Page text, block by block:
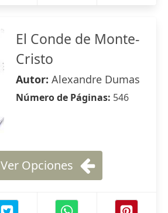
El Conde de Monte-
Cristo
Autor: Alexandre Dumas
Número de Páginas: 546
Ver Opciones